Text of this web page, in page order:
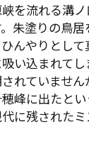
を流れる溝
朱塗りの鳥
んやりとし
い込まれて
れていませ
峰に出たと
に残された